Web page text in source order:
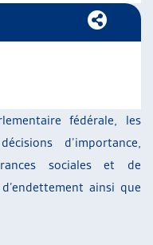
fédérale, les
d’importance,
sociales et de
ainsi que